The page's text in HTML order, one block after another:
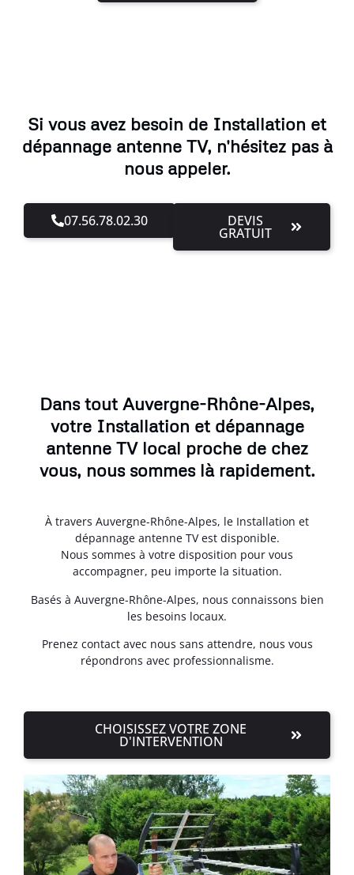
Si vous avez besoin de Installation et
dépannage antenne TV, n'hésitez pas à
nous appeler.
07.56.78.02.30 DEVIS
GRATUIT
Dans tout Auvergne-Rhône-Alpes,
votre Installation et dépannage
antenne TV local proche de chez
vous, nous sommes là rapidement.
À travers Auvergne-Rhône-Alpes, le Installation et
dépannage antenne TV est disponible.
Nous sommes à votre disposition pour vous
accompagner, peu importe la situation.
Basés à Auvergne-Rhône-Alpes, nous connaissons bien
les besoins locaux.
Prenez contact avec nous sans attendre, nous vous
répondrons avec professionnalisme.
CHOISISSEZ VOTRE ZONE
D'INTERVENTION